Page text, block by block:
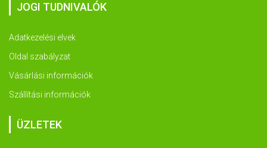
JOGI TUDNIVALÓK
Adatkezelési elvek
Oldal szabályzat
Vásárlási információk
Szállítási információk
ÜZLETEK